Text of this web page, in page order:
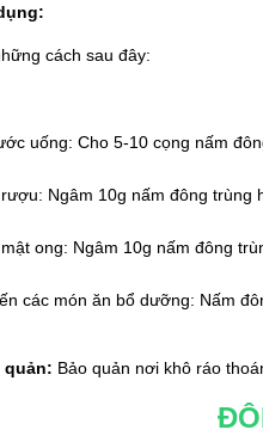
cách sau đây:
uống: Cho 5-10 cọng nấm
Ngâm 10g nấm đông
ong: Ngâm 10g nấm đông
các món ăn bổ dưỡng: Nấm
quản: Bảo quản nơi khô ráo